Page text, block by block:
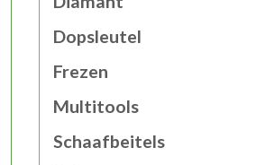
Dopsleutel
Frezen
Multitools
Schaafbeitels